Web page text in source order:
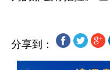
分享到：